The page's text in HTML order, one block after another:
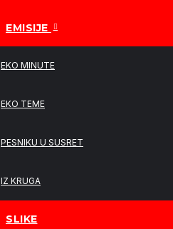
EMISIJE
EKO MINUTE
EKO TEME
PESNIKU U SUSRET
IZ KRUGA
SLIKE